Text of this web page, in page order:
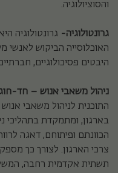
והסוציולוגיה.
גרונטולוגיה- גרונטולוגיה
האוכלוסייה הביקוש לאנשי
היבטים פסיכולוגיים,
ניהול משאבי אנוש – חד-
התוכנית לניהול משאבי
בארגון, ומתמקדת בתהליכי
הכוונתם ופיתוחם, דאגה
צרכי הארגון. לצורך כך
תשתית אקדמית רחבה,